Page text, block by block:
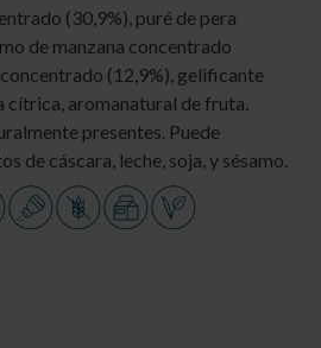
(30,9%), puré de pera
de manzana concentrado
(12,9%), gelificante
aromanatural de fruta.
presentes. Puede
de cáscara, leche, soja, y sésamo.